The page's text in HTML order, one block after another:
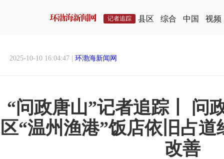
记者追踪 县区 综合 中国 视频
2025-10-10 16:04:47 | 环渤海新闻网
“问政唐山”记者追踪丨 问
区“温州渔港”饭店依旧占
改善